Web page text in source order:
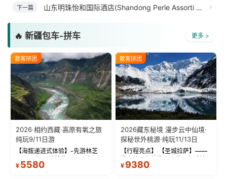
下一篇 山东明珠怡和国际酒店(Shandong Perle Assorti Int’l Hotel)
🔥 新疆包车-拼车 更多 >
散客拼团
2026·相约西藏·高原有氧之旅
纯玩9/11日游
【海拔递进式体验】-先游林芝
测 99%游客零高反 。 【贴心保
¥ 5580
散客拼团
2026藏东秘境 漫步云中仙境·
探秘世外桃源·纯玩11/13日
【行程亮点】 【圣城拉萨】——
萨，感受这座城与生俱来的与众
¥ 9380